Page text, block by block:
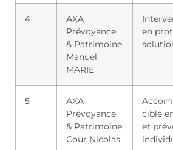
4
AXA
Prévoyance
& Patrimoine
Manuel
MARIE
en
5
AXA
Prévoyance
& Patrimoine
Cour Nicolas
ciblé
et